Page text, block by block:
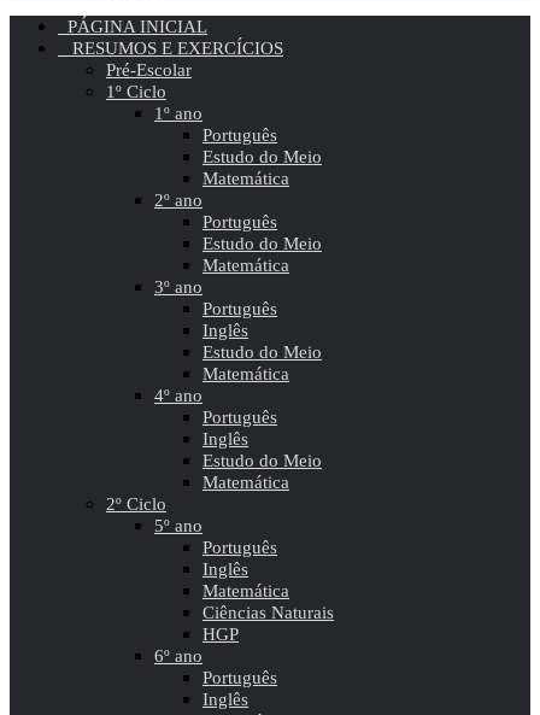
PÁGINA INICIAL
RESUMOS E EXERCÍCIOS
Pré-Escolar
1º Ciclo
1º ano
Português
Estudo do Meio
Matemática
2º ano
Português
Estudo do Meio
Matemática
3º ano
Português
Inglês
Estudo do Meio
Matemática
4º ano
Português
Inglês
Estudo do Meio
Matemática
2º Ciclo
5º ano
Português
Inglês
Matemática
Ciências Naturais
HGP
6º ano
Português
Inglês